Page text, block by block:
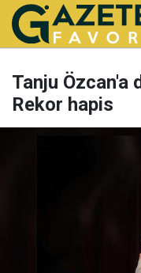
Tanju Özcan'a
Rekor hapis